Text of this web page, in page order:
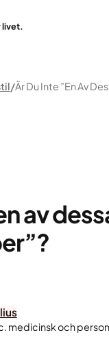
livet.
av
medicinsk och